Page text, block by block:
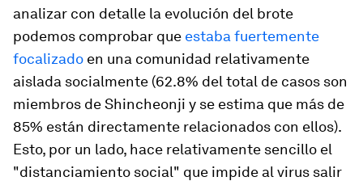
analizar con detalle la evolución del brote
podemos comprobar que estaba fuertemente
focalizado en una comunidad relativamente
aislada socialmente (62.8% del total de casos son
miembros de Shincheonji y se estima que más de
85% están directamente relacionados con ellos).
Esto, por un lado, hace relativamente sencillo el
"distanciamiento social" que impide al virus salir